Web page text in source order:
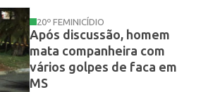
20º FEMINICÍDIO
Após discussão, homem
mata companheira com
vários golpes de faca em
MS